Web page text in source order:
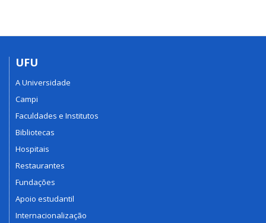
UFU
A Universidade
Campi
Faculdades e Institutos
Bibliotecas
Hospitais
Restaurantes
Fundações
Apoio estudantil
Internacionalização